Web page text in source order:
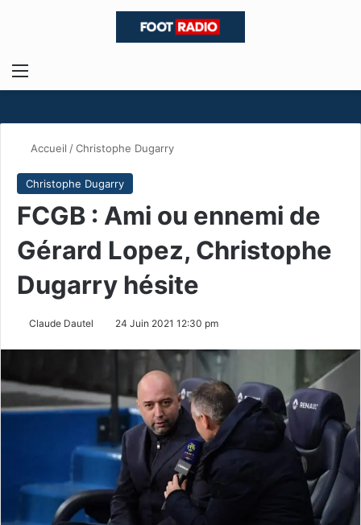
Menu
Accueil /Christophe Dugarry
Christophe Dugarry
FCGB : Ami ou ennemi de
Gérard Lopez, Christophe
Dugarry hésite
Claude Dautel 24 Juin 2021 12:30 pm